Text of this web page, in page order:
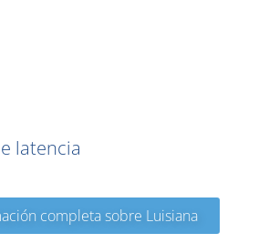
latencia
completa sobre Luisiana